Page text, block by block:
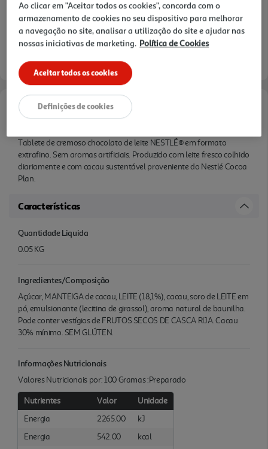
Informações de Marketing
Tablete de cremoso chocolato de leite NESTLÉ® em formato
extrafino. Sem aromas artificiais. Produzido com leite fresco colhido
diariamente e com cacau sustentável proveniente do Nestlé Cocoa
Plan.
Características
Quantidade Liquida
0.05 KG
Ingredientes/Composição
Açúcar, MANTEIGA de cacau, LEITE (18,1%), cacau, soro de LEITE em
pó, emulsionante (lecitina de girassol), aroma natural de baunilha.
Pode conter vestígios de FRUTOS SECOS DE CASCA RIJA. Cacau
30% mínimo. SEM GLÚTEN.
Informações Nutricionais
Valores Nutricionais por: 100 Gramas :Preparado
Nutrientes Valor
Unidade
Energia
2265.00
kJ
Energia
542.00
kcal
Ao clicar em "Aceitar todos os cookies", concorda com o
armazenamento de cookies no seu dispositivo para melhorar
a navegação no site, analisar a utilização do site e ajudar nas
nossas iniciativas de marketing. Política de Cookies
Aceitar todos os cookies
Definições de cookies